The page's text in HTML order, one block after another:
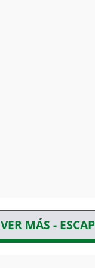
VER MÁS -